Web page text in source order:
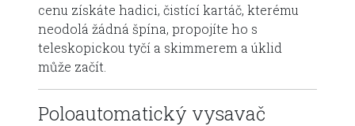
cenu získáte hadici, čistící kartáč, kterému
neodolá žádná špína, propojíte ho s
teleskopickou tyčí a skimmerem a úklid
může začít.
Poloautomatický vysavač